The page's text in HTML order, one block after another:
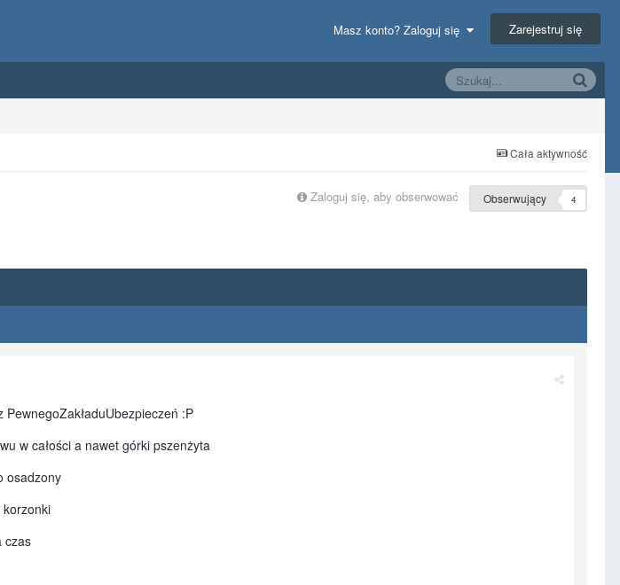
Masz konto? Zaloguj się Zarejestruj się
Cała aktywność
Zaloguj się, aby obserwować Obserwujący 4
PewnegoZakładuUbezpieczeń :P
w całości a nawet górki pszenżyta
osadzony
korzonki
czas